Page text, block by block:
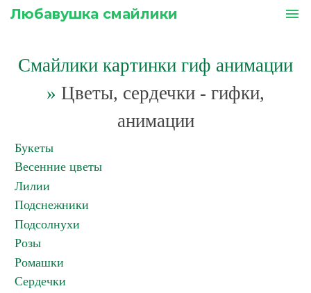
Любавушка смайлики menu
Смайлики картинки гиф анимации
» Цветы, сердечки - гифки,
анимации
Букеты
Весенние цветы
Лилии
Подснежники
Подсолнухи
Розы
Ромашки
Сердечки